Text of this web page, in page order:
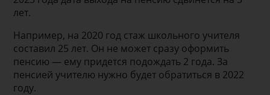
лет.
Например, на 2020 год стаж школьного учителя
составил 25 лет. Он не может сразу оформить
пенсию — ему придется подождать 2 года. За
пенсией учителю нужно будет обратиться в 2022
году.